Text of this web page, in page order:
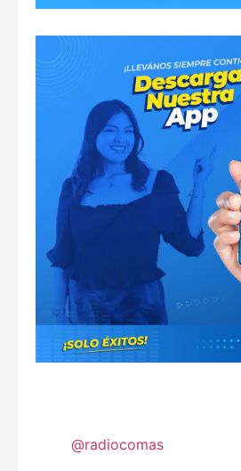
@radiocomas